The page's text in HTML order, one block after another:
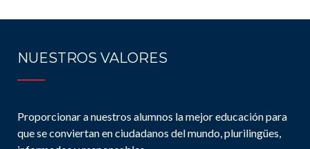
NUESTROS VALORES
Proporcionar a nuestros alumnos la mejor educación para
que se conviertan en ciudadanos del mundo, plurilingües,